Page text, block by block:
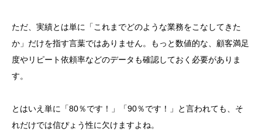
ただ、実績とは単に「これまでどのような業務をこなしてきた
か」だけを指す言葉ではありません。もっと数値的な、顧客満足
度やリピート依頼率などのデータも確認しておく必要がありま
す。
とはいえ単に「80％です！」「90％です！」と言われても、そ
れだけでは信ぴょう性に欠けますよね。